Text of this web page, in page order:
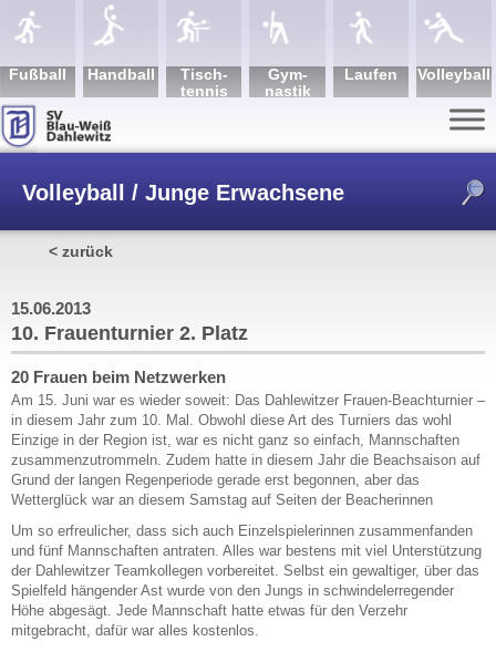
Fuß­ball Hand­ball
Tisch­
tennis
Gym­
nastik
Lau­fen Volley­ball
Volleyball / Junge Erwachsene
< zurück
15.06.2013
10. Frauenturnier 2. Platz
20 Frauen beim Netzwerken
Am 15. Juni war es wieder soweit: Das Dahlewitzer Frauen-Beachturnier –
in diesem Jahr zum 10. Mal. Obwohl diese Art des Turniers das wohl
Einzige in der Region ist, war es nicht ganz so einfach, Mannschaften
zusammenzutrommeln. Zudem hatte in diesem Jahr die Beachsaison auf
Grund der langen Regenperiode gerade erst begonnen, aber das
Wetterglück war an diesem Samstag auf Seiten der Beacherinnen
Um so erfreulicher, dass sich auch Einzelspielerinnen zusammenfanden
und fünf Mannschaften antraten. Alles war bestens mit viel Unterstützung
der Dahlewitzer Teamkollegen vorbereitet. Selbst ein gewaltiger, über das
Spielfeld hängender Ast wurde von den Jungs in schwindelerregender
Höhe abgesägt. Jede Mannschaft hatte etwas für den Verzehr
mitgebracht, dafür war alles kostenlos.